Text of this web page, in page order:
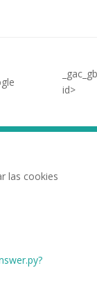
id>
las cookies